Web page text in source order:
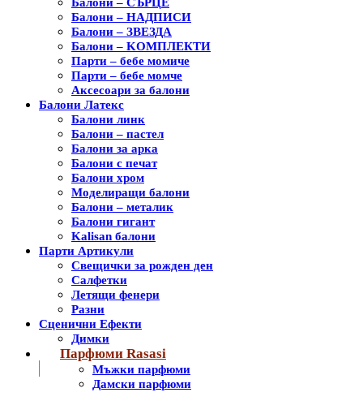
Балони – НАДПИСИ
Балони – ЗВЕЗДА
Балони – KОМПЛЕКТИ
Парти – бебе момиче
Парти – бебе момче
Аксесоари за балони
Балони Латекс
Балони линк
Балони – пастел
Балони за арка
Балони с печат
Балони хром
Моделиращи балони
Балони – металик
Балони гигант
Kalisan балони
Парти Артикули
Свещички за рожден ден
Салфетки
Летящи фенери
Разни
Сценични Ефекти
Димки
Парфюми Rasasi
Мъжки парфюми
Дамски парфюми